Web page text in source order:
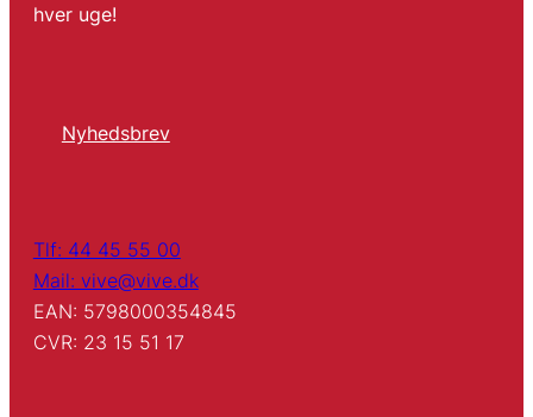
hver uge!
Nyhedsbrev
Tlf: 44 45 55 00
Mail: vive@vive.dk
EAN: 5798000354845
CVR: 23 15 51 17